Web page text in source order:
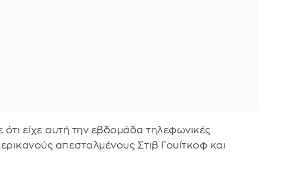
είχε αυτή την εβδομάδα τηλεφωνικές
απεσταλμένους Στιβ Γουίτκοφ και